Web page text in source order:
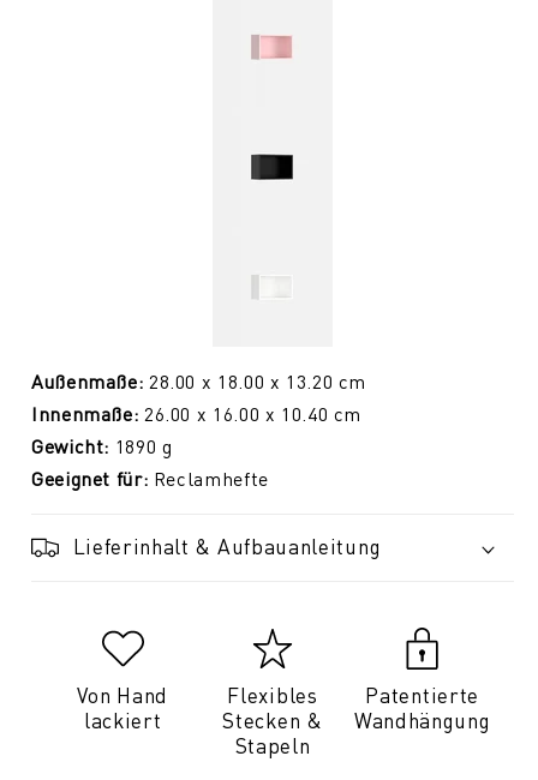
Außenmaße: 28.00 x 18.00 x 13.20 cm
Innenmaße: 26.00 x 16.00 x 10.40 cm
Gewicht: 1890 g
Geeignet für: Reclamhefte
Lieferinhalt & Aufbauanleitung
Von Hand
lackiert
Flexibles
Stecken &
Stapeln
Patentierte
Wandhängung